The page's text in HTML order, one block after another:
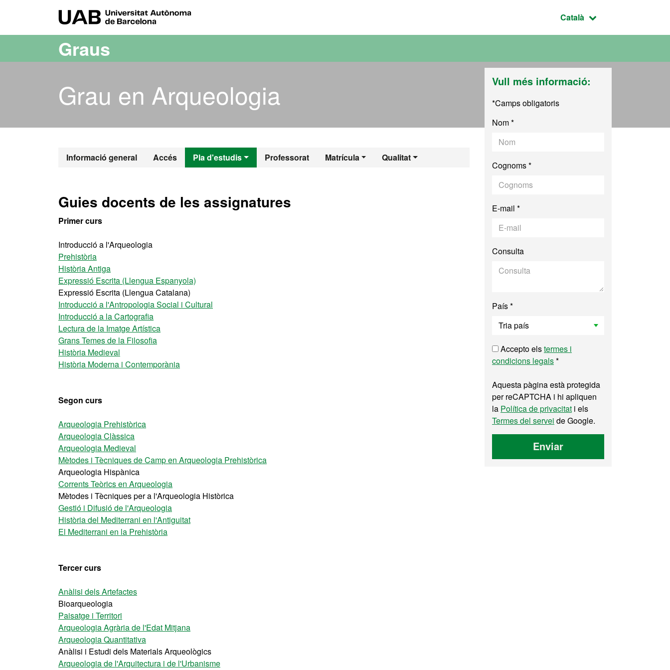
Idioma seleccionat:
Català
Graus
Grau en Arqueologia
Informació general Accés Pla d'estudis Professorat Matrícula Qualitat
Grau en Arqueologia
Guies docents de les assignatures
Primer curs
Introducció a l'Arqueologia
Prehistòria
Història Antiga
Expressió Escrita (Llengua Espanyola)
Expressió Escrita (Llengua Catalana)
Introducció a l'Antropologia Social i Cultural
Introducció a la Cartografia
Lectura de la Imatge Artística
Grans Temes de la Filosofia
Història Medieval
Història Moderna i Contemporània
Segon curs
Arqueologia Prehistòrica
Arqueologia Clàssica
Arqueologia Medieval
Mètodes i Tècniques de Camp en Arqueologia Prehistòrica
Arqueologia Hispànica
Corrents Teòrics en Arqueologia
Mètodes i Tècniques per a l'Arqueologia Històrica
Gestió i Difusió de l'Arqueologia
Història del Mediterrani en l'Antiguitat
El Mediterrani en la Prehistòria
Tercer curs
Anàlisi dels Artefactes
Bioarqueologia
Paisatge i Territori
Arqueologia Agrària de l'Edat Mitjana
Arqueologia Quantitativa
Anàlisi i Estudi dels Materials Arqueològics
Arqueologia de l'Arquitectura i de l'Urbanisme
Vull més informació:
*Camps obligatoris
Nom *
Cognoms *
E-mail *
Consulta
País *
Accepto elstermes i
condicions legals*
Aquesta pàgina està protegida
per reCAPTCHA i hi apliquen
la Política de privacitat i els
Termes del servei de Google.
Enviar